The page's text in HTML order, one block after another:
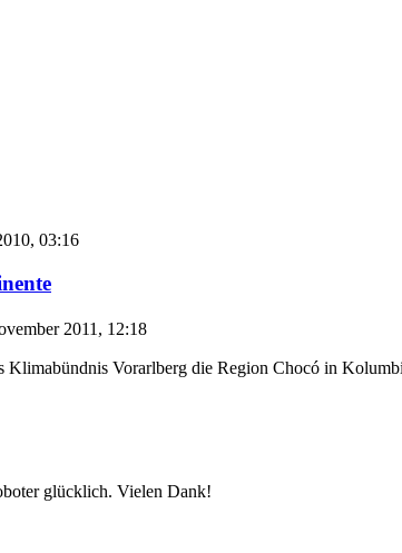
03:16
2011, 12:18
Klimabündnis Vorarlberg die Region Chocó in
glücklich. Vielen Dank!